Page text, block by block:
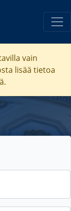
vain
lisää tietoa